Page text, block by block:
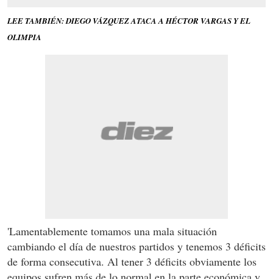
LEE TAMBIÉN: DIEGO VÁZQUEZ ATACA A HÉCTOR VARGAS Y EL
OLIMPIA
'Lamentablemente tomamos una mala situación
cambiando el día de nuestros partidos y tenemos 3 déficits
de forma consecutiva. Al tener 3 déficits obviamente los